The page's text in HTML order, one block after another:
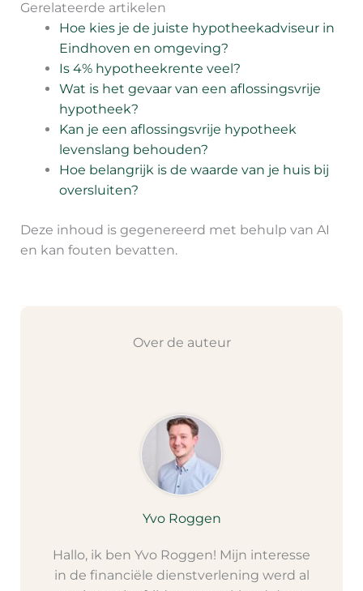
Gerelateerde artikelen
Hoe kies je de juiste hypotheekadviseur in
Eindhoven en omgeving?
Is 4% hypotheekrente veel?
Wat is het gevaar van een aflossingsvrije
hypotheek?
Kan je een aflossingsvrije hypotheek
levenslang behouden?
Hoe belangrijk is de waarde van je huis bij
oversluiten?
Deze inhoud is gegenereerd met behulp van AI
en kan fouten bevatten.
Over de auteur
Yvo Roggen
Hallo, ik ben Yvo Roggen! Mijn interesse
in de financiële dienstverlening werd al